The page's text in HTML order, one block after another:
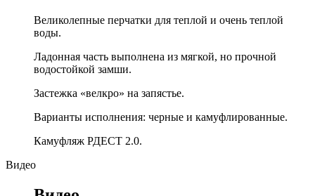
Великолепные перчатки для теплой и очень теплой
воды.
Ладонная часть выполнена из мягкой, но прочной
водостойкой замши.
Застежка «велкро» на запястье.
Варианты исполнения: черные и камуфлированные.
Камуфляж РДЕСТ 2.0.
Видео